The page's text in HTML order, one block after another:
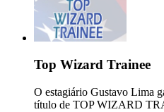
Top Wizard Trainee
O estagiário Gustavo Lima
título de TOP WIZARD